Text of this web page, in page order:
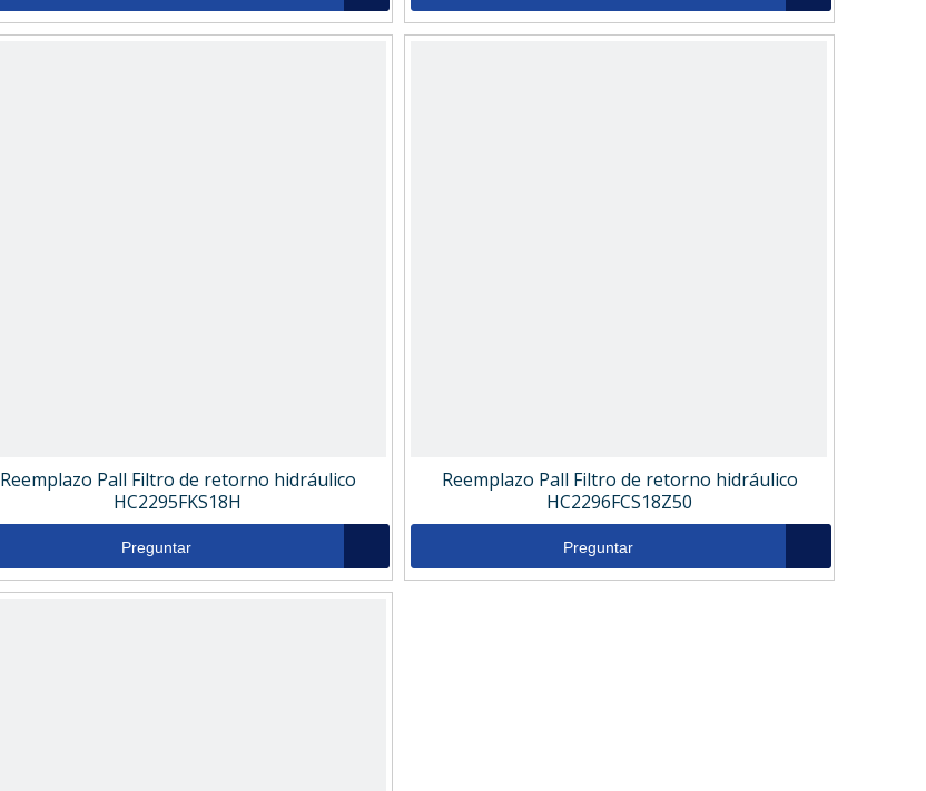
Reemplazo Pall Filtro de retorno hidráulico
HC2295FKS18H
Preguntar
Reemplazo Pall Filtro de retorno hidráulico
HC2296FCS18Z50
Preguntar